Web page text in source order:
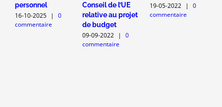
personnel
16-10-2025 |
0
commentaire
Conseil de l’UE
relative au projet
de budget
09-09-2022 |
0
commentaire
19-05-2022 |
0
commentaire